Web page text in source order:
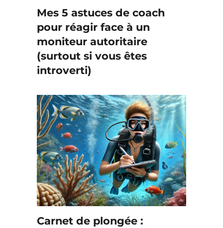
Mes 5 astuces de coach
pour réagir face à un
moniteur autoritaire
(surtout si vous êtes
introverti)
Carnet de plongée :